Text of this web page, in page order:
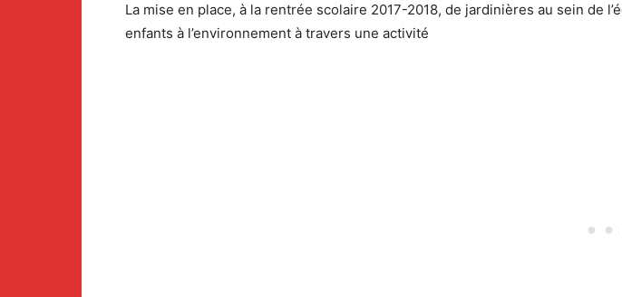
La mise en place, à la rentrée scolaire 2017-2018, de jardinières au sein de
enfants à l’environnement à travers une activité